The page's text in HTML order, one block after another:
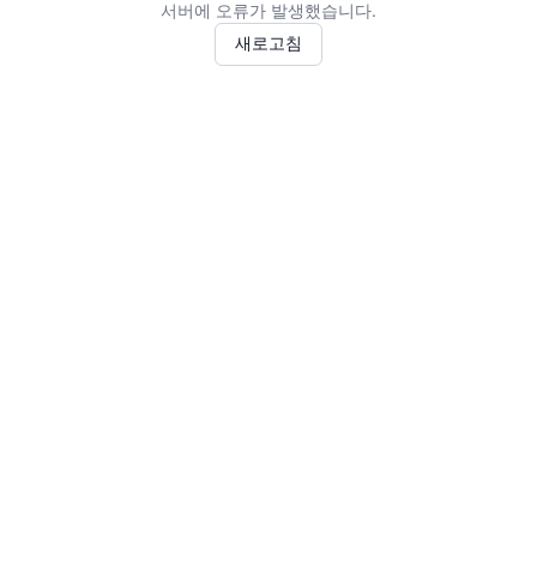
서버에 오류가 발생했습니다.
새로고침